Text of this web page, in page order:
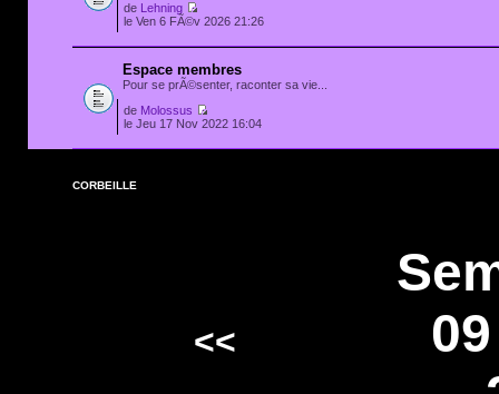
de
Lehning
le Ven 6 FÃ©v 2026 21:26
Espace membres
Pour se prÃ©senter, raconter sa vie...
de Molossus
le Jeu 17 Nov 2022 16:04
CORBEILLE
<<